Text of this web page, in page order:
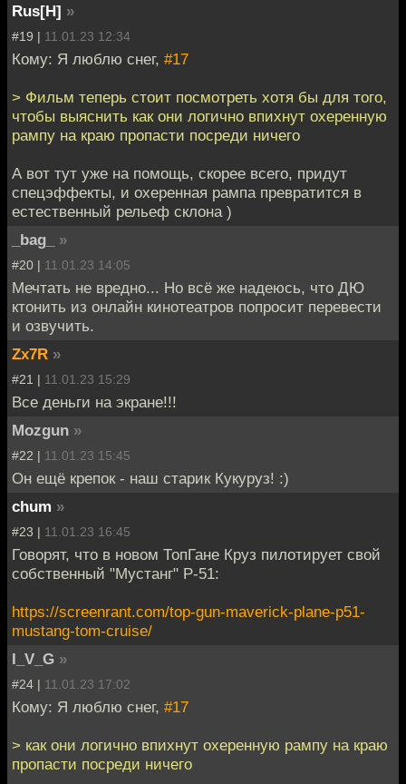
Rus[H] »
#19 | 11.01.23 12:34
Кому: Я люблю снег, #17
> Фильм теперь стоит посмотреть хотя бы для того,
чтобы выяснить как они логично впихнут охеренную
рампу на краю пропасти посреди ничего
А вот тут уже на помощь, скорее всего, придут
спецэффекты, и охеренная рампа превратится в
естественный рельеф склона )
_bag_
»
#20 | 11.01.23 14:05
Мечтать не вредно... Но всё же надеюсь, что ДЮ
ктонить из онлайн кинотеатров попросит перевести
и озвучить.
Zx7R »
#21 | 11.01.23 15:29
Все деньги на экране!!!
Mozgun »
#22 | 11.01.23 15:45
Он ещё крепок - наш старик Кукуруз! :)
chum »
#23 | 11.01.23 16:45
Говорят, что в новом ТопГане Круз пилотирует свой
собственный "Мустанг" P-51:
https://screenrant.com/top-gun-maverick-plane-p51-
mustang-tom-cruise/
I_V_G »
#24 | 11.01.23 17:02
Кому: Я люблю снег, #17
> как они логично впихнут охеренную рампу на краю
пропасти посреди ничего